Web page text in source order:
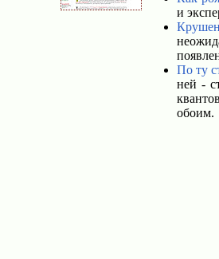
и
По ту
ней -
обоим.